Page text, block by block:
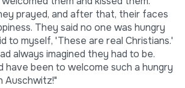
prayed, and after that, their faces
They said no one was hungry
to myself, 'These are real Christians.'
always imagined they had to be.
have been to welcome such a hungry
Auschwitz!"